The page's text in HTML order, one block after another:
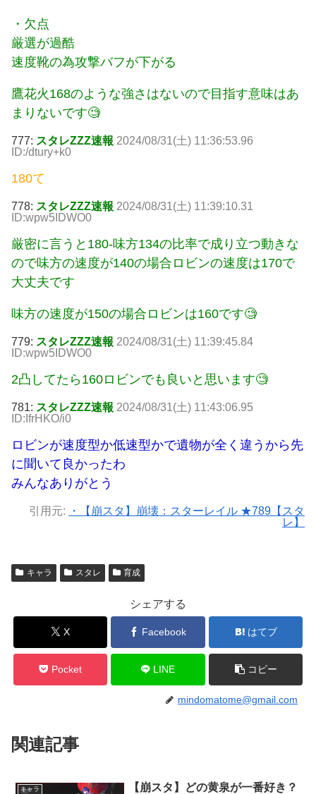
・欠点
厳選が過酷
速度靴の為攻撃バフが下がる
鷹花火168のような強さはないので目指す意味はあ
まりないです🧐
777: スタレZZZ速報 2024/08/31(土) 11:36:53.96
ID:/dtury+k0
180て
778: スタレZZZ速報 2024/08/31(土) 11:39:10.31
ID:wpw5IDWO0
厳密に言うと180-味方134の比率で成り立つ動きな
ので味方の速度が140の場合ロビンの速度は170で
大丈夫です
味方の速度が150の場合ロビンは160です🧐
779: スタレZZZ速報 2024/08/31(土) 11:39:45.84
ID:wpw5IDWO0
2凸してたら160ロビンでも良いと思います🧐
781: スタレZZZ速報 2024/08/31(土) 11:43:06.95
ID:IfrHKO/i0
ロビンが速度型か低速型かで遺物が全く違うから先
に聞いて良かったわ
みんなありがとう
引用元:
・【崩スタ】崩壊：スターレイル ★789【スタ
レ】
キャラ スタレ 育成
シェアする
X Facebook はてブ
Pocket LINE コピー
mindomatome@gmail.com
関連記事
キャラ 【崩スタ】どの黄泉が一番好き？